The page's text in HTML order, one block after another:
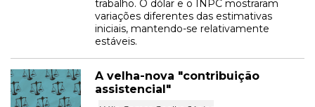
trabalho. O dólar e o INPC mostraram
variações diferentes das estimativas
iniciais, mantendo-se relativamente
estáveis.
A velha-nova "contribuição
assistencial"